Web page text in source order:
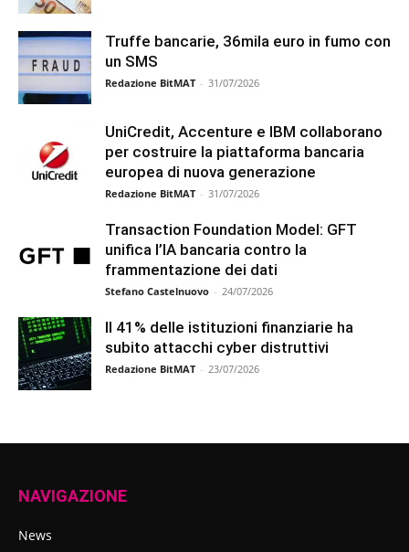
Truffe bancarie, 36mila euro in fumo con
un SMS
Redazione BitMAT - 31/07/2026
UniCredit, Accenture e IBM collaborano
per costruire la piattaforma bancaria
europea di nuova generazione
Redazione BitMAT - 31/07/2026
Transaction Foundation Model: GFT
unifica l’IA bancaria contro la
frammentazione dei dati
Stefano Castelnuovo - 24/07/2026
Il 41% delle istituzioni finanziarie ha
subito attacchi cyber distruttivi
Redazione BitMAT - 23/07/2026
NAVIGAZIONE
News